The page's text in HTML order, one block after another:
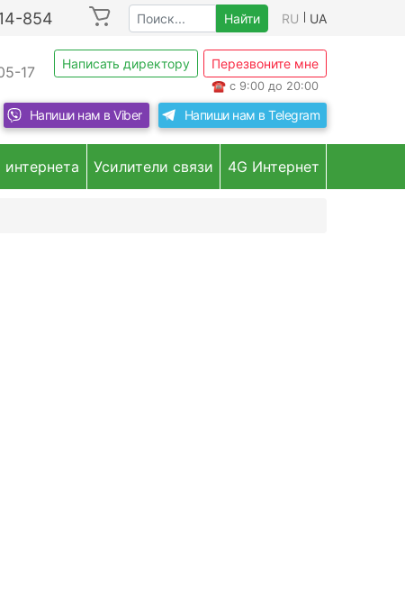
854 Найти RU UA
17 Написать директору Перезвоните мне
☎ с 9:00 до 20:00
Напиши нам в Viber Напиши нам в Telegram
Усилители связи 4G Интернет